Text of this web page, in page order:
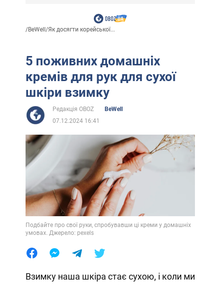
/BeWell/Як досягти корейської...
5 поживних домашніх
кремів для рук для сухої
шкіри взимку
Редакція OBOZ
BeWell
07.12.2024 16:41
Подбайте про свої руки, спробувавши ці креми у домашніх
умовах. Джерело: pexels
Взимку наша шкіра стає сухою, і коли ми